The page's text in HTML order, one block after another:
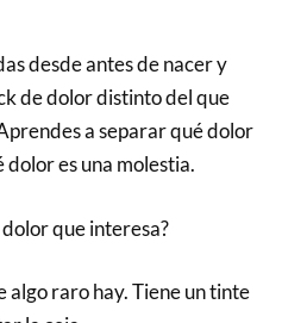
desde antes de nacer y
de dolor distinto del que
a separar qué dolor
es una molestia.
que interesa?
algo raro hay. Tiene un tinte